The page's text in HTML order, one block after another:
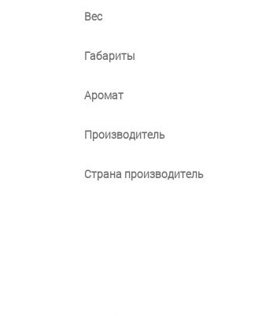
Вес
Габариты
Аромат
Производитель
Страна производитель